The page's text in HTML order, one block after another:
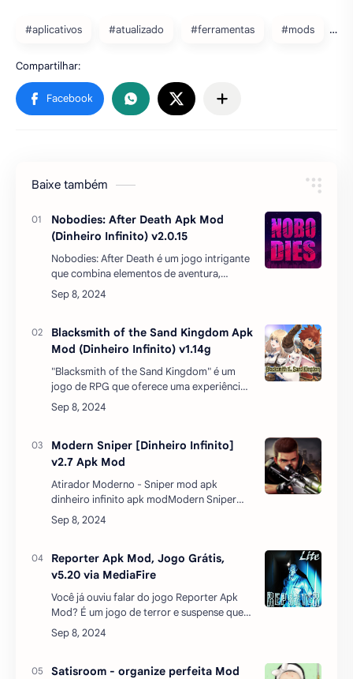
#aplicativos #atualizado #ferramentas #mods
Baixe também
Nobodies: After Death Apk Mod
(Dinheiro Infinito) v2.0.15
Nobodies: After Death é um jogo intrigante
que combina elementos de aventura,
quebra-cabeças e narrativa envolvente.
Lançado em 20 de abril de 2023, este jogo
Blacksmith of the Sand Kingdom Apk
Mod (Dinheiro Infinito) v1.14g
"Blacksmith of the Sand Kingdom" é um
jogo de RPG que oferece uma experiência
única de aventura e gerenciamento.
Situado em Muspelheim, uma nação
Modern Sniper [Dinheiro Infinito]
v2.7 Apk Mod
Atirador Moderno - Sniper mod apk
dinheiro infinito apk modModern Sniper
apk mod dinheiro infinito Visar e atirar!
Atirador Moderno é o melhor jogo de tiro
Reporter Apk Mod, Jogo Grátis,
v5.20 via MediaFire
Você já ouviu falar do jogo Reporter Apk
Mod? É um jogo de terror e suspense que
vai testar seus nervos e sua coragem. O
jogo se passa em uma cidade onde
Satisroom - organize perfeita Mod